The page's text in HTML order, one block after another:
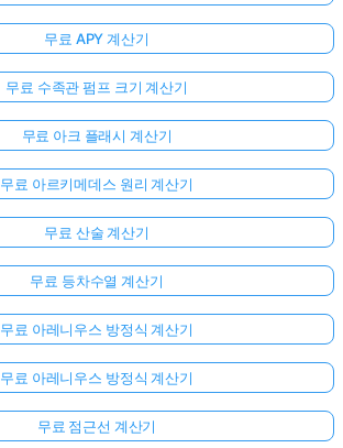
무료 APY 계산기
무료 수족관 펌프 크기 계산기
무료 아크 플래시 계산기
무료 아르키메데스 원리 계산기
무료 산술 계산기
무료 등차수열 계산기
무료 아레니우스 방정식 계산기
무료 아레니우스 방정식 계산기
무료 점근선 계산기